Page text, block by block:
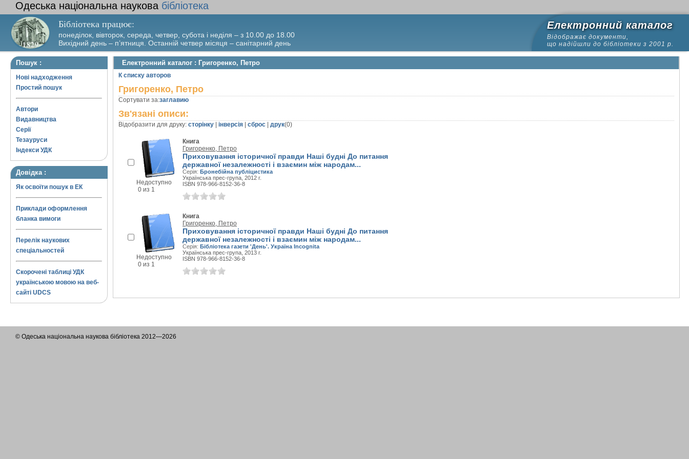
Одеська національна наукова бібліотека
Бібліотека працює:
понеділок, вівторок, середа, четвер, субота і неділя – з 10.00 до 18.00
Вихідний день – п’ятниця. Останній четвер місяця – санітарний день
Електронний каталог
Відображає документи,
що надійшли до бібліотеки з 2001 р.
Пошук :
Нові надходження
Простий пошук
Автори
Видавництва
Серії
Тезауруси
Індекси УДК
Довідка :
Як освоїти пошук в ЕК
Приклади оформлення
бланка вимоги
Перелік наукових
спеціальностей
Скорочені таблиці УДК
українською мовою на веб-
сайті UDCS
Електронний каталог : Григоренко, Петро
К списку авторов
Григоренко, Петро
Сортувати за:заглавию
Зв'язані описи:
Відобразити для друку: сторінку інверсія сброс друк(0)
Недоступно
0 из 1
Книга
Григоренко, Петро
Приховування історичної правди Наші будні До питання
державної незалежності і взаємин між народам...
Серія: Бронебійна публіцистика
Українська прес-група, 2012 г.
ISBN 978-966-8152-36-8
Недоступно
0 из 1
Книга
Григоренко, Петро
Приховування історичної правди Наші будні До питання
державної незалежності і взаємин між народам...
Серія: Бібліотека газети 'День'. Україна Incognita
Українська прес-група, 2013 г.
ISBN 978-966-8152-36-8
© Одеська національна наукова бібліотека 2012—2026